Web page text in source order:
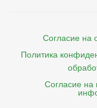
Согласие на
Политика
Согласие на